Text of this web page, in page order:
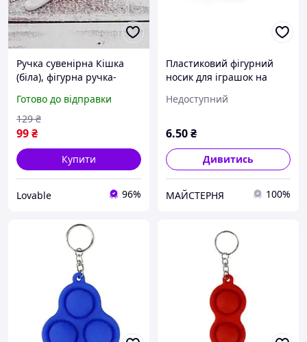
Ручка сувенірна Кішка
(біла), фігурна ручка-
пластикова канцелярія
White
Готово до відправки
99₴
129 ₴
Купити
Lovable 96%
Пластиковий фігурний
носик для іграшок на
9х12 мм (коричневий)
Недоступний
6.50₴
Дивитись
МАЙСТЕРНЯ 100%